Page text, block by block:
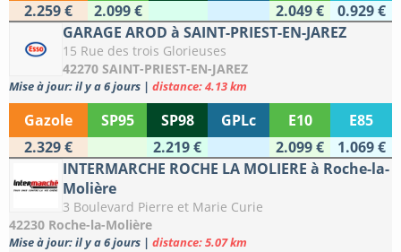
2.259 €
2.099 € 2.049 €
0.929 €
GARAGE AROD à SAINT-PRIEST-EN-JAREZ
15 Rue des trois Glorieuses
42270 SAINT-PRIEST-EN-JAREZ
Mise à jour: il y a 6 jours | distance: 4.13 km
Gazole SP95 SP98 GPLc E10
E85
2.329 €
2.219 € 2.099 €
1.069 €
INTERMARCHE ROCHE LA MOLIERE à Roche-la-
Molière
3 Boulevard Pierre et Marie Curie
42230 Roche-la-Molière
Mise à jour: il y a 6 jours | distance: 5.07 km